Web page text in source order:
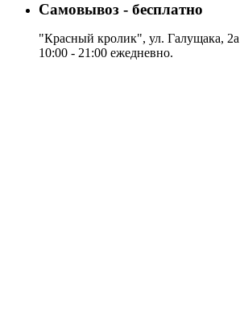
Самовывоз - бесплатно
"Красный кролик", ул. Галущака, 2а
10:00 - 21:00 ежедневно.